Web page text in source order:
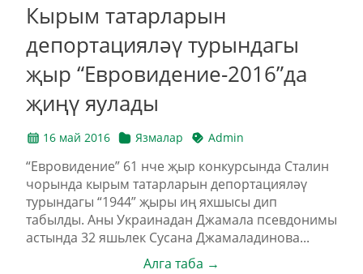
Кырым татарларын
депортацияләү турындагы
җыр “Евровидение-2016”да
җиңү яулады
16 май 2016 Язмалар Admin
“Евровидение” 61 нче җыр конкурсында Сталин
чорында кырым татарларын депортацияләү
турындагы “1944” җыры иң яхшысы дип
табылды. Аны Украинадан Джамала псевдонимы
астында 32 яшьлек Сусана Джамаладинова...
Алга таба →